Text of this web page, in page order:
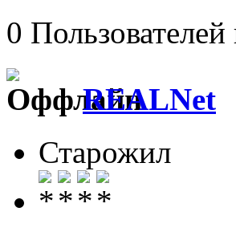
0
REALNet
Старожил